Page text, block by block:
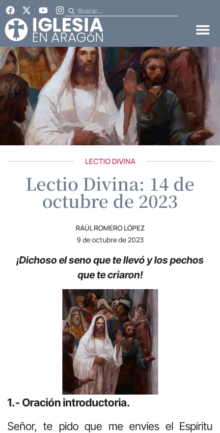
LECTIO DIVINA
Lectio Divina: 14 de
octubre de 2023
RAÚL ROMERO LÓPEZ
9 de octubre de 2023
¡Dichoso el seno que te llevó y los pechos
que te criaron!
1.- Oración introductoria.
Señor, te pido que me envíes el Espíritu